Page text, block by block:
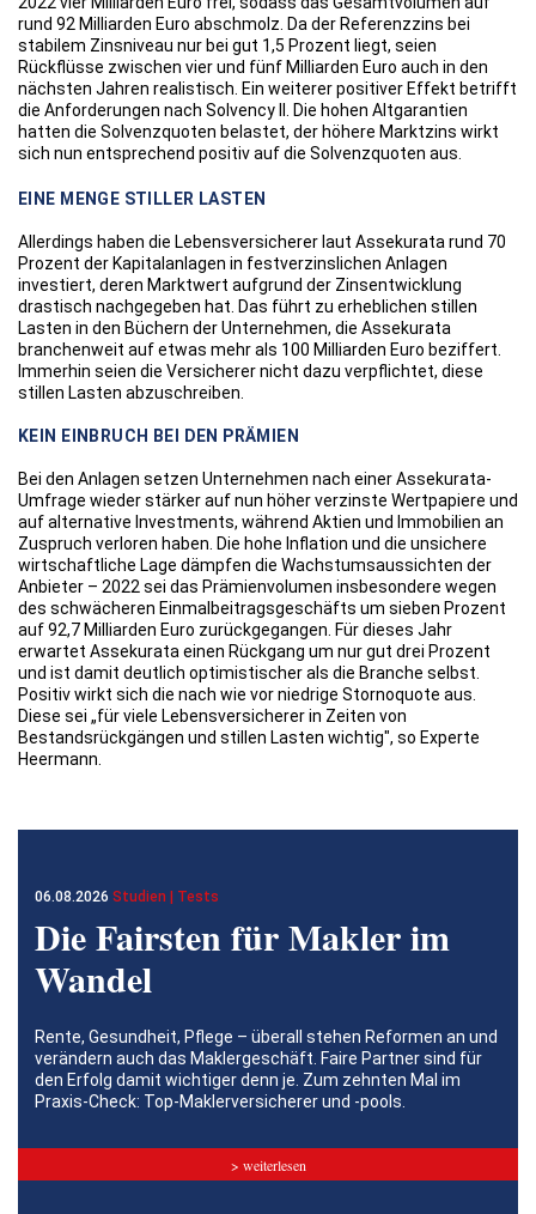
rund 92 Milliarden Euro abschmolz. Da der Referenzzins bei
stabilem Zinsniveau nur bei gut 1,5 Prozent liegt, seien
Rückflüsse zwischen vier und fünf Milliarden Euro auch in den
nächsten Jahren realistisch. Ein weiterer positiver Effekt betrifft
die Anforderungen nach Solvency II. Die hohen Altgarantien
hatten die Solvenzquoten belastet, der höhere Marktzins wirkt
sich nun entsprechend positiv auf die Solvenzquoten aus.
EINE MENGE STILLER LASTEN
Allerdings haben die Lebensversicherer laut Assekurata rund 70
Prozent der Kapitalanlagen in festverzinslichen Anlagen
investiert, deren Marktwert aufgrund der Zinsentwicklung
drastisch nachgegeben hat. Das führt zu erheblichen stillen
Lasten in den Büchern der Unternehmen, die Assekurata
branchenweit auf etwas mehr als 100 Milliarden Euro beziffert.
Immerhin seien die Versicherer nicht dazu verpflichtet, diese
stillen Lasten abzuschreiben.
KEIN EINBRUCH BEI DEN PRÄMIEN
Bei den Anlagen setzen Unternehmen nach einer Assekurata-
Umfrage wieder stärker auf nun höher verzinste Wertpapiere und
auf alternative Investments, während Aktien und Immobilien an
Zuspruch verloren haben. Die hohe Inflation und die unsichere
wirtschaftliche Lage dämpfen die Wachstumsaussichten der
Anbieter – 2022 sei das Prämienvolumen insbesondere wegen
des schwächeren Einmalbeitragsgeschäfts um sieben Prozent
auf 92,7 Milliarden Euro zurückgegangen. Für dieses Jahr
erwartet Assekurata einen Rückgang um nur gut drei Prozent
und ist damit deutlich optimistischer als die Branche selbst.
Positiv wirkt sich die nach wie vor niedrige Stornoquote aus.
Diese sei „für viele Lebensversicherer in Zeiten von
Bestandsrückgängen und stillen Lasten wichtig", so Experte
Heermann.
06.08.2026 Studien | Tests
Die Fairsten für Makler im
Wandel
Rente, Gesundheit, Pflege – überall stehen Reformen an und
verändern auch das Maklergeschäft. Faire Partner sind für
den Erfolg damit wichtiger denn je. Zum zehnten Mal im
Praxis-Check: Top-Maklerversicherer und -pools.
> weiterlesen